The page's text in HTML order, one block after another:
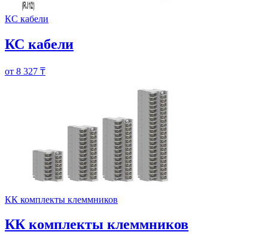
КС кабели
КС кабели
от 8 327 ₸
КК комплекты клеммников
КК комплекты клеммников